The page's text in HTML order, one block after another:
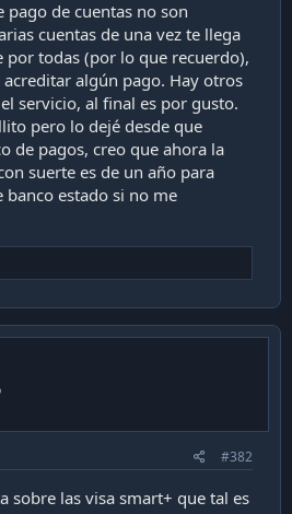
pago de cuentas no son
cuentas de una vez te llega
todas (por lo que recuerdo),
algún pago. Hay otros
servicio, al final es por gusto.
pero lo dejé desde que
de pagos, creo que ahora la
suerte es de un año para
banco estado si no me
#382
sobre las visa smart+ que tal es